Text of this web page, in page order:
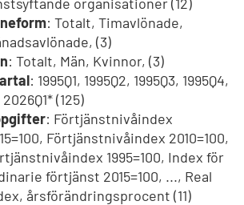
: Totalt, Timavlönade,
(3)
: Totalt, Män, Kvinnor, (3)
: 1995Q1, 1995Q2, 1995Q3, 1995Q4,
(125)
: Förtjänstnivåindex
Förtjänstnivåindex 2010=100,
1995=100, Index för
förtjänst 2015=100, ..., Real
årsförändringsprocent (11)